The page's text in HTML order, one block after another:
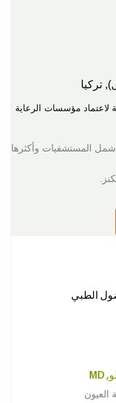
تركيا
لاعتماد مؤسسات الرعاية
المستشفيات وأكثرها
الطبي